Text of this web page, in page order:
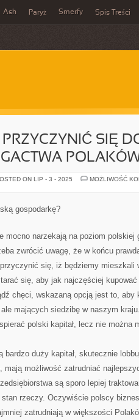
Ash Paryż Smerfy Spis Treści
SIĘ
ON LIP - 3 - 2025
MOŻLIWOŚĆ
gospodarkę?
mocno narzekają na poziom polskiej
zwrócić uwagę, że w końcu
się, iż będziemy mieszkali
się, aby jak najczęściej
chęci, wskazaną opcją jest to, aby
mających siedzibę w naszym
polski kapitał, lecz nie można
bardzo duży kapitał, skutecznie
mają możliwość zatrudniać
są sporo lepiej
rzeczy. Oczywiście polscy
zatrudniają w większości